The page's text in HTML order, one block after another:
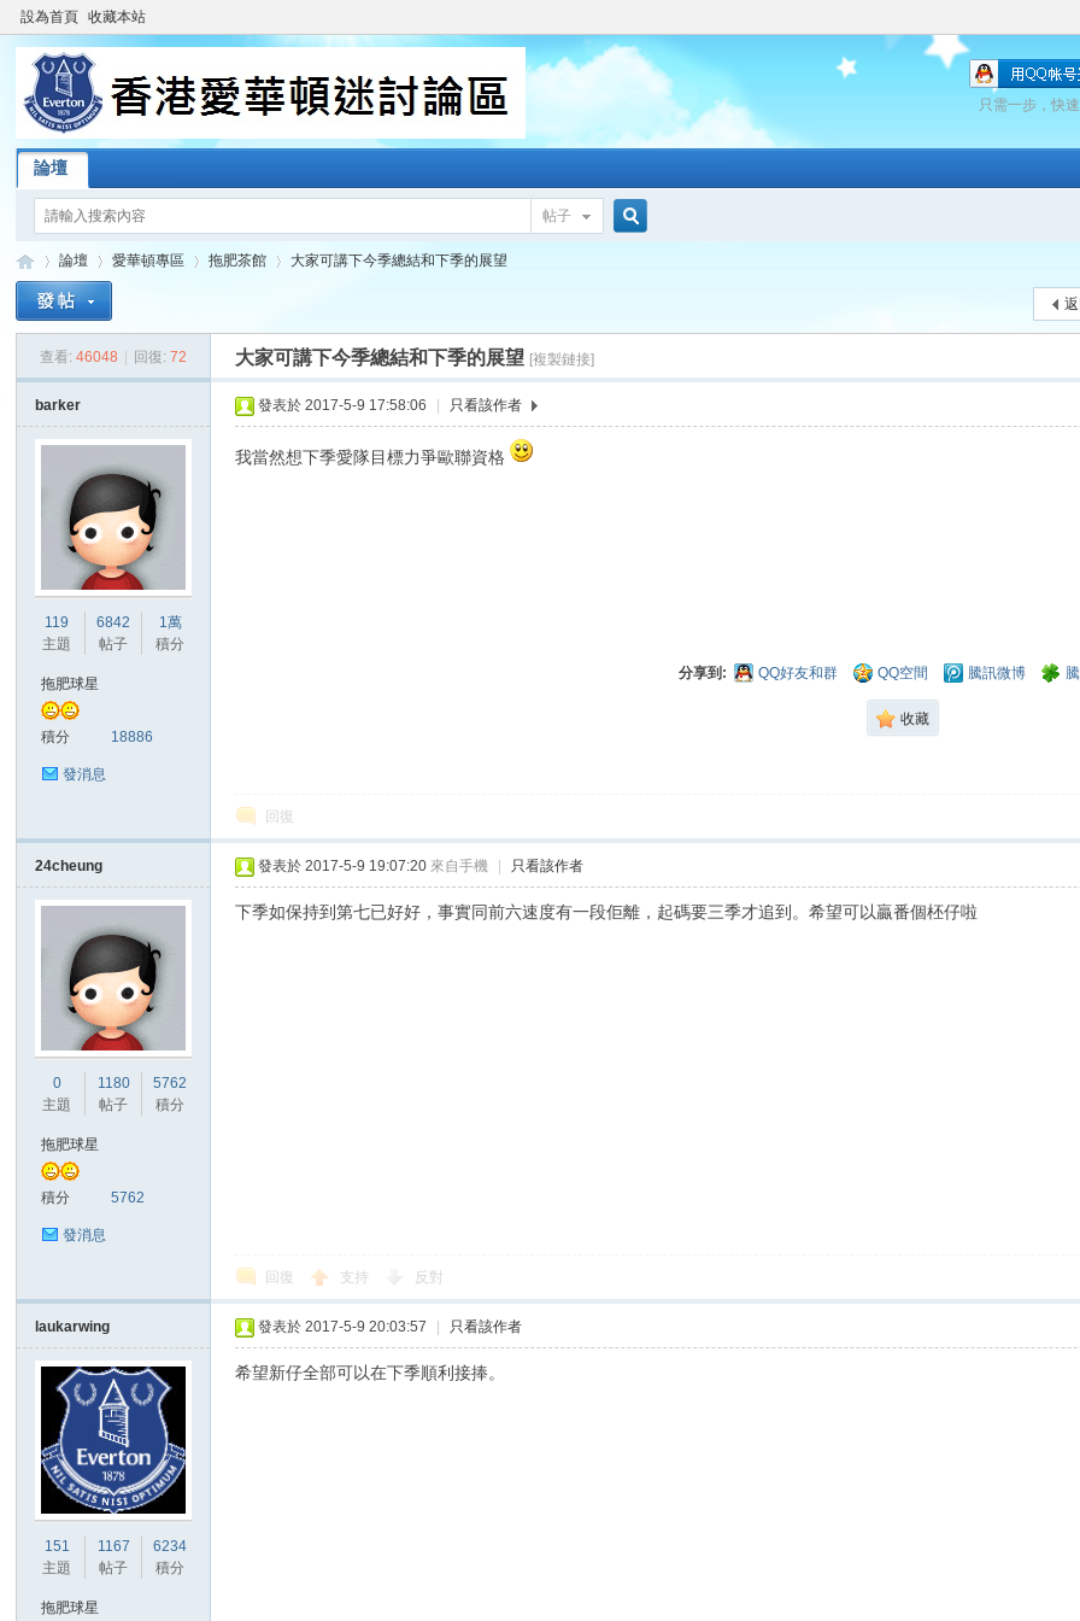
設為首頁 收藏本站
只需一步，快
論壇
帖子
愛
»
論壇
›
愛華頓專區
›
拖肥茶館
›
大家可講下今季總結和下季的展望
查看: 46048 回復: 72 大家可講下今季總結和下季的展望 [複製鏈接]
barker
119
主題
6842
帖子
1萬
積分
拖肥球星
積分 18886
發消息
發表於 2017-5-9 17:58:06 只看該作者
我當然想下季愛隊目標力爭歐聯資格
分享到: QQ好友和群 QQ空間 騰訊微博
收藏
回復
24cheung
0
主題
1180
帖子
5762
積分
拖肥球星
積分 5762
發消息
發表於 2017-5-9 19:07:20 來自手機 只看該作者
下季如保持到第七已好好，事實同前六速度有一段佢離，起碼要三季才追到。希望可以贏番個柸仔啦
回復 支持 反對
laukarwing
151
主題
1167
帖子
6234
積分
拖肥球星
發表於 2017-5-9 20:03:57 只看該作者
希望新仔全部可以在下季順利接捧。